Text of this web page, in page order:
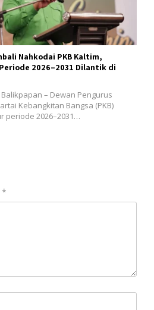
Nahkodai PKB Kaltim,
2026–2031 Dilantik di
– Dewan Pengurus
Kebangkitan Bangsa (PKB)
periode 2026–2031…
*